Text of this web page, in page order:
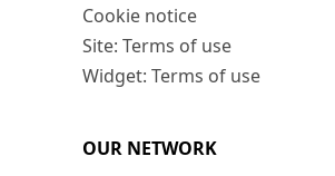
Cookie notice
Site: Terms of use
Widget: Terms of use
OUR NETWORK